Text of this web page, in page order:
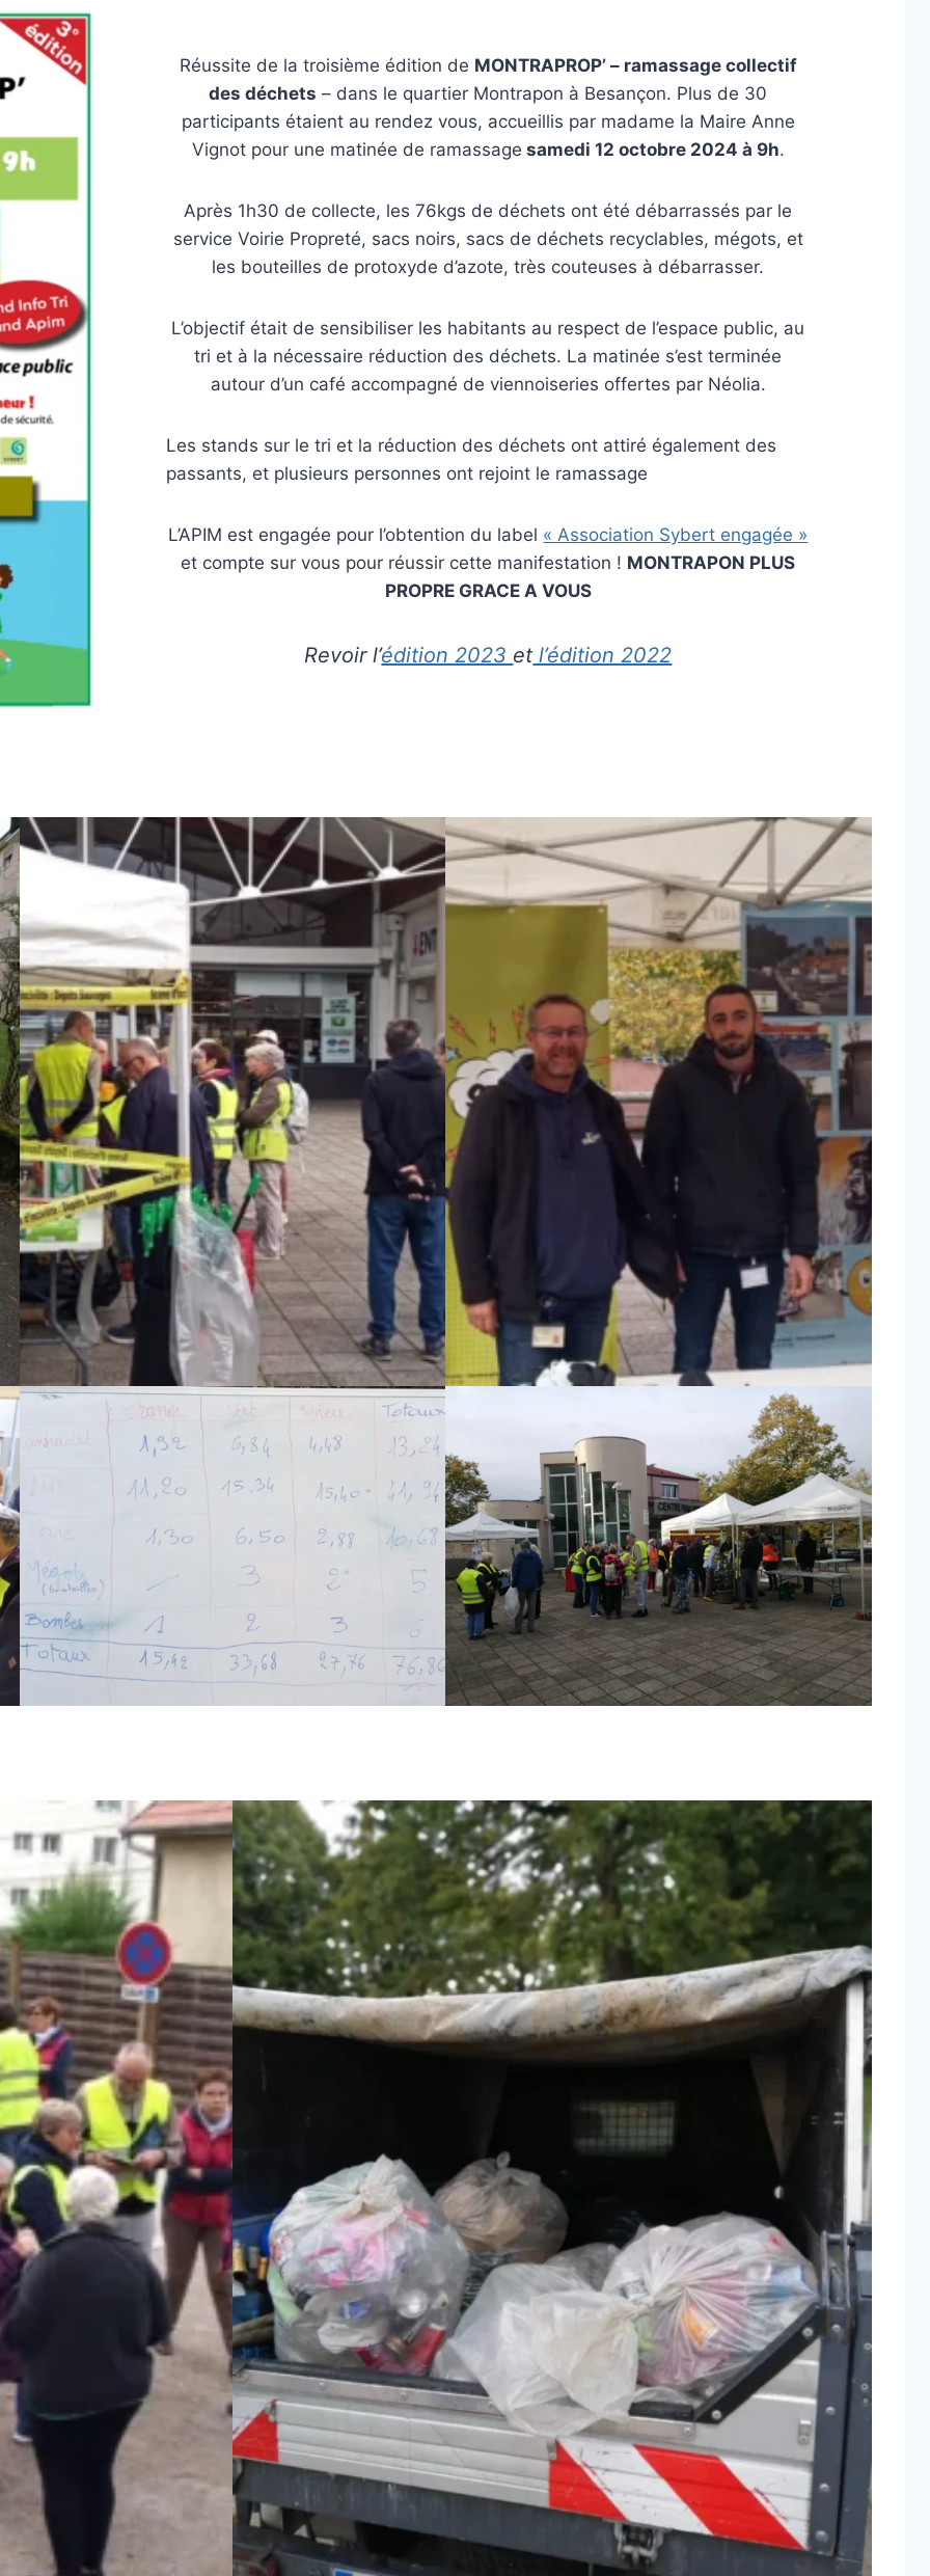
Réussite de la troisième édition de MONTRAPROP’ – ramassage collectif
des déchets – dans le quartier Montrapon à Besançon. Plus de 30
participants étaient au rendez vous, accueillis par madame la Maire Anne
Vignot pour une matinée de ramassage samedi 12 octobre 2024 à 9h.
Après 1h30 de collecte, les 76kgs de déchets ont été débarrassés par le
service Voirie Propreté, sacs noirs, sacs de déchets recyclables, mégots, et
les bouteilles de protoxyde d’azote, très couteuses à débarrasser.
L’objectif était de sensibiliser les habitants au respect de l’espace public, au
tri et à la nécessaire réduction des déchets. La matinée s’est terminée
autour d’un café accompagné de viennoiseries offertes par Néolia.
Les stands sur le tri et la réduction des déchets ont attiré également des
passants, et plusieurs personnes ont rejoint le ramassage
L’APIM est engagée pour l’obtention du label « Association Sybert engagée »
et compte sur vous pour réussir cette manifestation ! MONTRAPON PLUS
PROPRE GRACE A VOUS
Revoir l’édition 2023 et l’édition 2022